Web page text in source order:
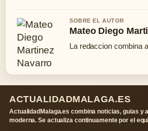
SOBRE EL AUTOR
Mateo Diego
La redaccion combina
ACTUALIDADMALAGA.ES
ActualidadMalaga.es combina noticias, guias y
moderna. Se actualiza continuamente por el